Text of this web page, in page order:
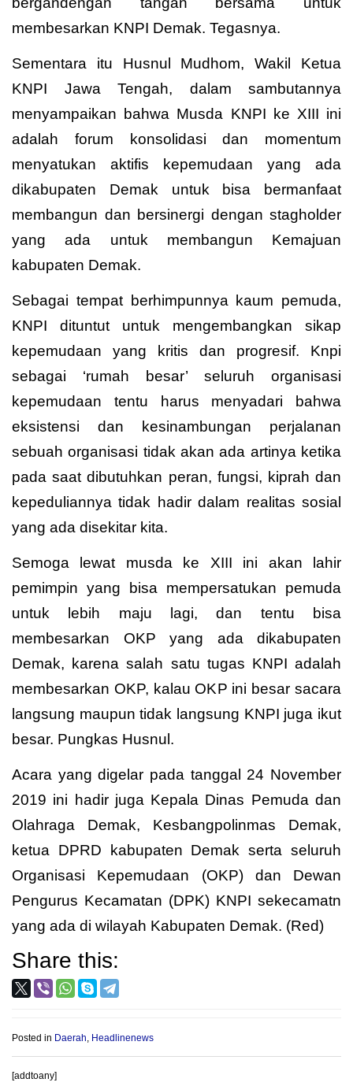
membesarkan KNPI Demak. Tegasnya.
Sementara itu Husnul Mudhom, Wakil Ketua
KNPI Jawa Tengah, dalam sambutannya
menyampaikan bahwa Musda KNPI ke XIII ini
adalah forum konsolidasi dan momentum
menyatukan aktifis kepemudaan yang ada
dikabupaten Demak untuk bisa bermanfaat
membangun dan bersinergi dengan stagholder
yang ada untuk membangun Kemajuan
kabupaten Demak.
Sebagai tempat berhimpunnya kaum pemuda,
KNPI dituntut untuk mengembangkan sikap
kepemudaan yang kritis dan progresif. Knpi
sebagai ‘rumah besar’ seluruh organisasi
kepemudaan tentu harus menyadari bahwa
eksistensi dan kesinambungan perjalanan
sebuah organisasi tidak akan ada artinya ketika
pada saat dibutuhkan peran, fungsi, kiprah dan
kepeduliannya tidak hadir dalam realitas sosial
yang ada disekitar kita.
Semoga lewat musda ke XIII ini akan lahir
pemimpin yang bisa mempersatukan pemuda
untuk lebih maju lagi, dan tentu bisa
membesarkan OKP yang ada dikabupaten
Demak, karena salah satu tugas KNPI adalah
membesarkan OKP, kalau OKP ini besar sacara
langsung maupun tidak langsung KNPI juga ikut
besar. Pungkas Husnul.
Acara yang digelar pada tanggal 24 November
2019 ini hadir juga Kepala Dinas Pemuda dan
Olahraga Demak, Kesbangpolinmas Demak,
ketua DPRD kabupaten Demak serta seluruh
Organisasi Kepemudaan (OKP) dan Dewan
Pengurus Kecamatan (DPK) KNPI sekecamatn
yang ada di wilayah Kabupaten Demak. (Red)
Share this:
Posted in Daerah, Headlinenews
[addtoany]